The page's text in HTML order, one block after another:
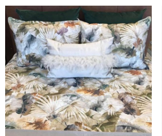
colcha com 2 almofadas 50x75cm
iguais sem enchimento.
Composição:
exterior: 100% linho lavado / forro:
100% algodão 200 fiosCor:linho/flax
Fabricado em PortugalImagem
meramente ilustrativa.